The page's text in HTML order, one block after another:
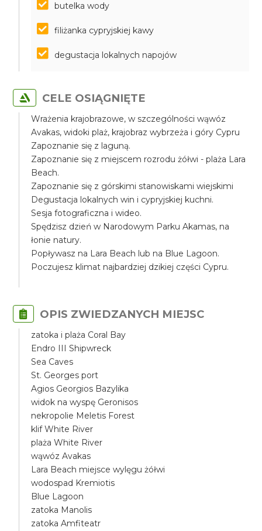
butelka wody
filiżanka cypryjskiej kawy
degustacja lokalnych napojów
CELE OSIĄGNIĘTE
Wrażenia krajobrazowe, w szczególności wąwóz
Avakas, widoki plaż, krajobraz wybrzeża i góry Cypru
Zapoznanie się z laguną.
Zapoznanie się z miejscem rozrodu żółwi - plaża Lara
Beach.
Zapoznanie się z górskimi stanowiskami wiejskimi
Degustacja lokalnych win i cypryjskiej kuchni.
Sesja fotograficzna i wideo.
Spędzisz dzień w Narodowym Parku Akamas, na
łonie natury.
Popływasz na Lara Beach lub na Blue Lagoon.
Poczujesz klimat najbardziej dzikiej części Cypru.
OPIS ZWIEDZANYCH MIEJSC
zatoka i plaża Coral Bay
Endro III Shipwreck
Sea Caves
St. Georges port
Agios Georgios Bazylika
widok na wyspę Geronisos
nekropolie Meletis Forest
klif White River
plaża White River
wąwóz Avakas
Lara Beach miejsce wylęgu żółwi
wodospad Kremiotis
Blue Lagoon
zatoka Manolis
zatoka Amfiteatr